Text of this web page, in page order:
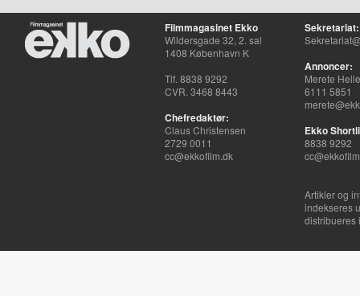
Filmmagasinet Ekko
Wildersgade 32, 2. sal
1408 København K
Tlf. 8838 9292
CVR. 3468 8443
Chefredaktør:
Claus Christensen
2729 0011
cc@ekkofilm.dk
Sekretariat:
Annoncer:
Merete
6111 5851
Ekko
8838 9292
Artikler og
indekseres
distribueres